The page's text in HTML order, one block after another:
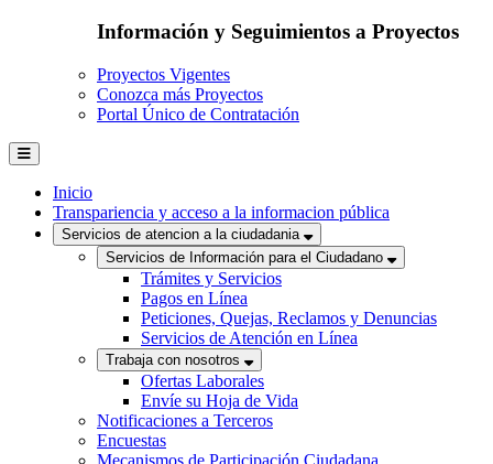
Información y Seguimientos a Proyectos
Proyectos Vigentes
Conozca más Proyectos
Portal Único de Contratación
Inicio
Transpariencia y acceso a la informacion pública
Servicios de atencion a la ciudadania
Servicios de Información para el Ciudadano
Trámites y Servicios
Pagos en Línea
Peticiones, Quejas, Reclamos y Denuncias
Servicios de Atención en Línea
Trabaja con nosotros
Ofertas Laborales
Envíe su Hoja de Vida
Notificaciones a Terceros
Encuestas
Mecanismos de Participación Ciudadana